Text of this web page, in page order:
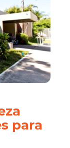
para